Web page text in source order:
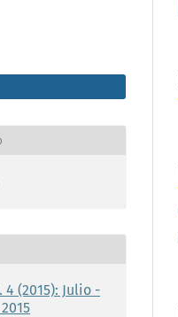
4 (2015): Julio -